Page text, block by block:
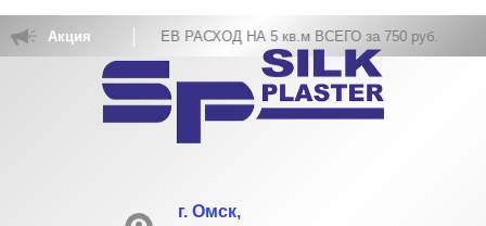
Акция
ЖИДКИХ ОБОЕВ РАСХОД НА 5 кв.м ВСЕГО за 750 руб.
г. Омск,